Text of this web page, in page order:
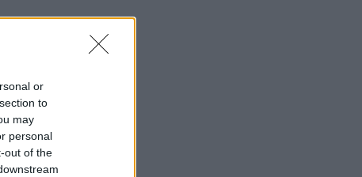
or
to
may
personal
out of the